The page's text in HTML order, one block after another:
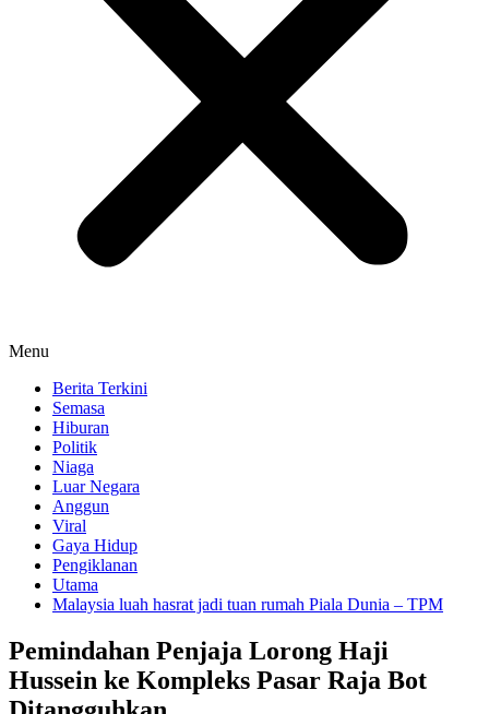
Menu
Berita Terkini
Semasa
Hiburan
Politik
Niaga
Luar Negara
Anggun
Viral
Gaya Hidup
Pengiklanan
Utama
Malaysia luah hasrat jadi tuan rumah Piala Dunia – TPM
Pemindahan Penjaja Lorong Haji
Hussein ke Kompleks Pasar Raja Bot